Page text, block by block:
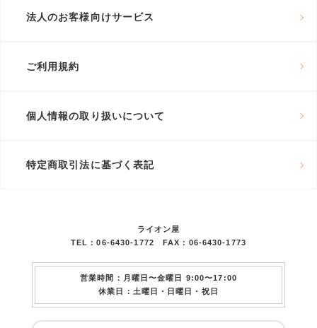
法人のお客様向けサービス
ご利用規約
個人情報の取り扱いについて
特定商取引法に基づく表記
ライオン屋
TEL：06-6430-1772 FAX：06-6430-1773
営業時間：月曜日〜金曜日 9:00〜17:00
休業日：土曜日・日曜日・祝日